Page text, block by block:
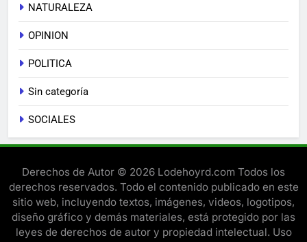
NATURALEZA
OPINION
POLITICA
Sin categoría
SOCIALES
Derechos de Autor © 2026 Lodehoyrd.com Todos los
derechos reservados. Todo el contenido publicado en este
sitio web, incluyendo textos, imágenes, videos, logotipos,
diseño gráfico y demás materiales, está protegido por las
leyes de derechos de autor y propiedad intelectual. Uso